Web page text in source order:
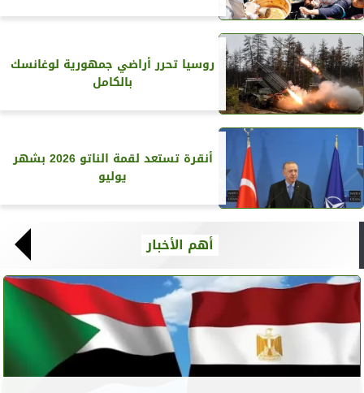
روسيا تحرر أراضي جمهورية لوغانسك
بالكامل
أنقرة تستعد لقمة الناتو 2026 بشهر
يوليو
أهم الأخبار